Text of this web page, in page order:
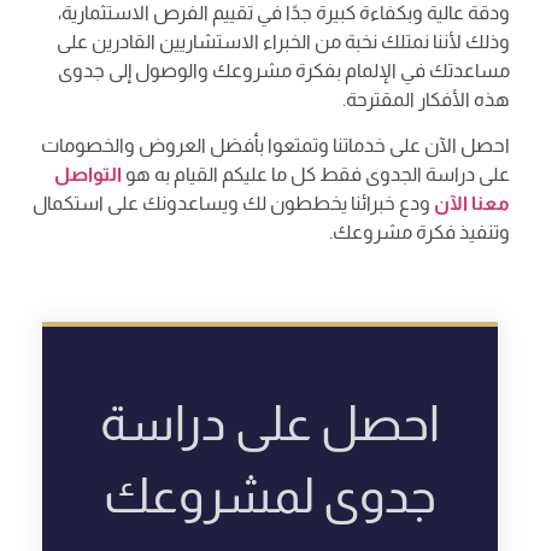
ودقة عالية وبكفاءة كبيرة جدًا في تقييم الفرص الاستثمارية،
وذلك لأننا نمتلك نخبة من الخبراء الاستشاريين القادرين على
مساعدتك في الإلمام بفكرة مشروعك والوصول إلى جدوى
هذه الأفكار المقترحة.
احصل الآن على خدماتنا وتمتعوا بأفضل العروض والخصومات
على دراسة الجدوى فقط كل ما عليكم القيام به هو التواصل
معنا الآن ودع خبرائنا يخططون لك ويساعدونك على استكمال
وتنفيذ فكرة مشروعك.
احصل على دراسة
جدوى لمشروعك